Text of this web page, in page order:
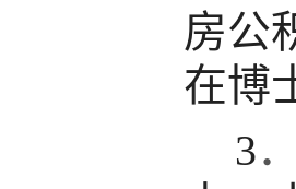
房公
在博
3